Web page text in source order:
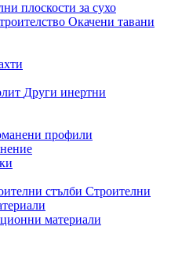
плоскости за сухо
Окачени тавани
Други инертни
профили
стълби Строителни
материали